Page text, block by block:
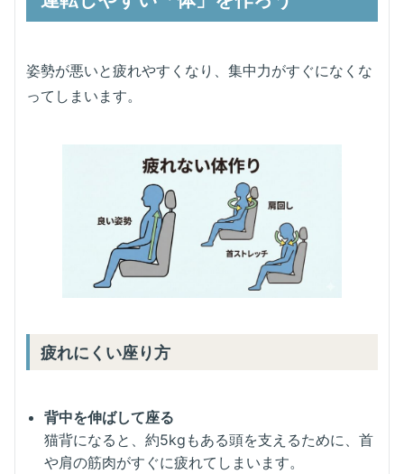
姿勢が悪いと疲れやすくなり、集中力がすぐになくな
ってしまいます。
疲れにくい座り方
背中を伸ばして座る
猫背になると、約5kgもある頭を支えるために、首
や肩の筋肉がすぐに疲れてしまいます。